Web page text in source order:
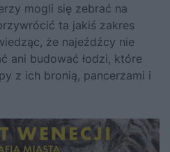
mogli się zebrać na
ta jakiś zakres
że najeźdźcy nie
ani budować łodzi, które
z ich bronią, pancerzami i